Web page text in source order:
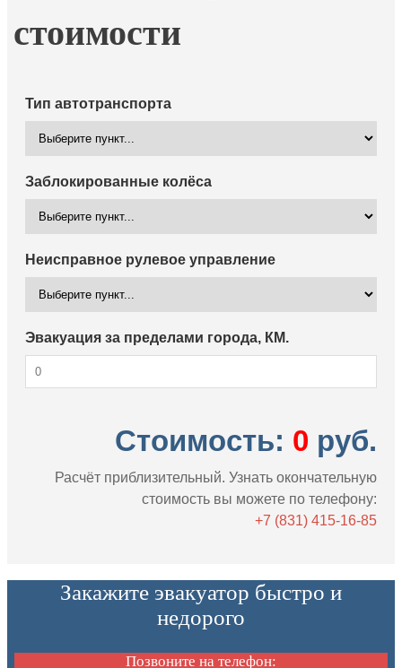
стоимости
Тип автотранспорта
Заблокированные колёса
Неисправное рулевое управление
Эвакуация за пределами города, КМ.
Стоимость: 0 руб.
Расчёт приблизительный. Узнать окончательную
стоимость вы можете по телефону:
+7 (831) 415-16-85
Закажите эвакуатор быстро и
недорого
Позвоните на телефон: